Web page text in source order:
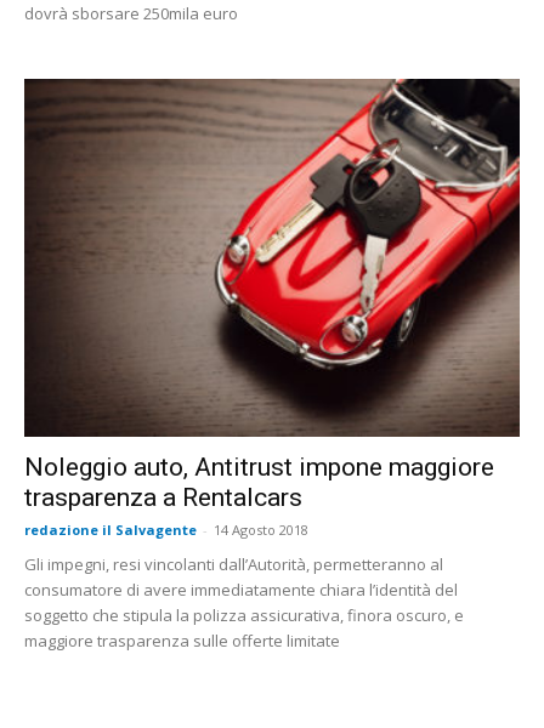
dovrà sborsare 250mila euro
Noleggio auto, Antitrust impone maggiore
trasparenza a Rentalcars
redazione il Salvagente - 14 Agosto 2018
Gli impegni, resi vincolanti dall’Autorità, permetteranno al
consumatore di avere immediatamente chiara l’identità del
soggetto che stipula la polizza assicurativa, finora oscuro, e
maggiore trasparenza sulle offerte limitate